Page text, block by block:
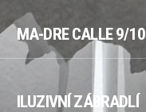
MA-DRE CALLE 9/10
ILUZIVNÍ ZÁBRADLÍ